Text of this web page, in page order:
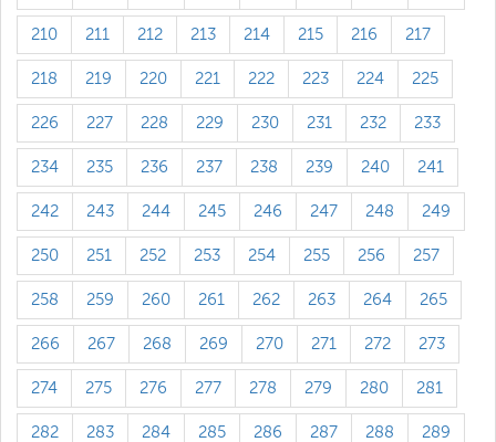
210 211 212 213 214 215 216 217
218 219 220 221 222 223 224 225
226 227 228 229 230 231 232 233
234 235 236 237 238 239 240 241
242 243 244 245 246 247 248 249
250 251 252 253 254 255 256 257
258 259 260 261 262 263 264 265
266 267 268 269 270 271 272 273
274 275 276 277 278 279 280 281
282 283 284 285 286 287 288 289